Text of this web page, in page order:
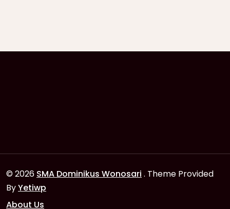
© 2026 SMA Dominikus Wonosari . Theme Provided
ByYetiwp
About Us